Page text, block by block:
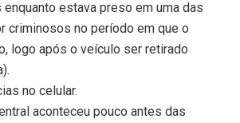
estava preso em uma das
criminosos no período em que o
logo após o veículo ser retirado
no celular.
aconteceu pouco antes das